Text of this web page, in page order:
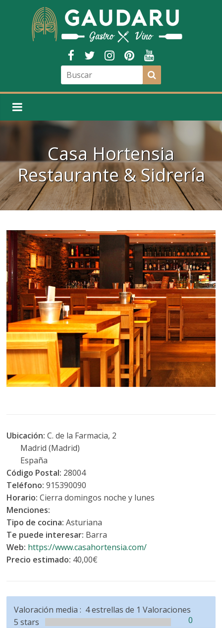
Casa Hortensia
Restaurante & Sidrería
Ubicación:C. de la Farmacia, 2
Madrid (Madrid)
España
Código Postal: 28004
Teléfono:915390090
Horario:Cierra domingos noche y lunes
Menciones:
Tipo de cocina:Asturiana
Te puede interesar: Barra
Web: https://www.casahortensia.com/
Precio estimado: 40,00€
Valoración media :
5 stars
0
4estrellas de 1 Valoraciones